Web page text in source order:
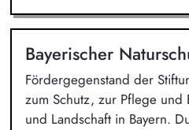
Bayerischer
Fördergegenstand der
zum Schutz, zur Pflege und
und Landschaft in Bayern.